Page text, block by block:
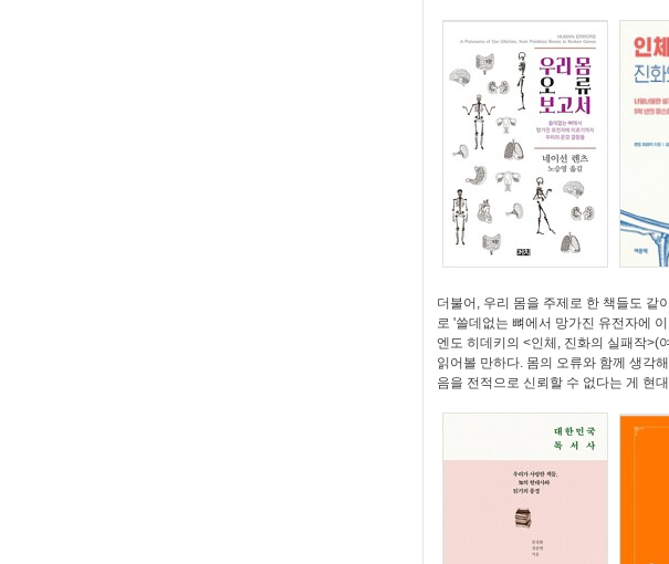
더불어, 우리 몸을 주제로 한 책들도 같
로 '쓸데없는 뼈에서 망가진 유전자에
엔도 히데키의 <인체, 진화의 실패작>(
읽어볼 만하다. 몸의 오류와 함께 생각
음을 전적으로 신뢰할 수 없다는 게 현